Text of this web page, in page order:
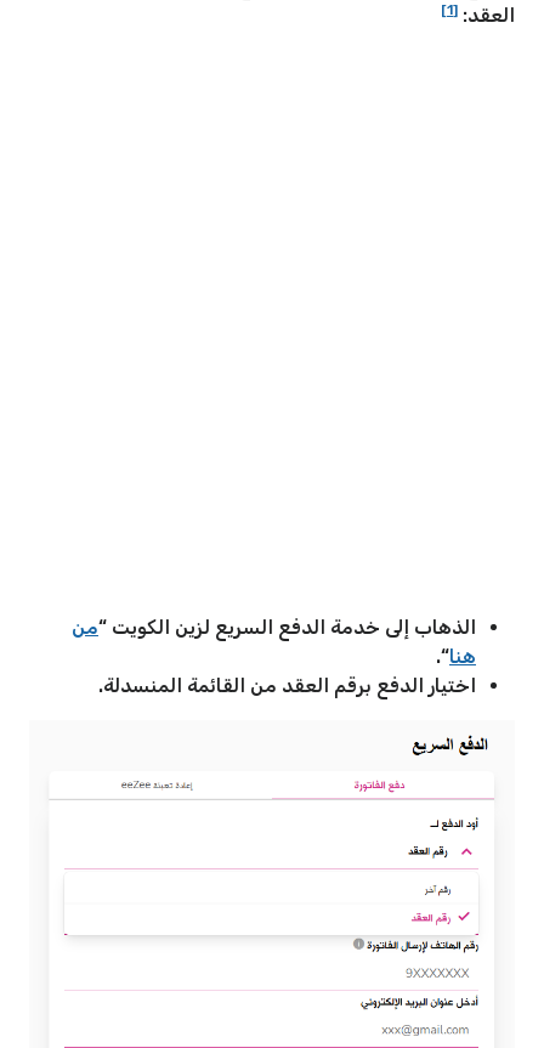
العقد: [1]
الذهاب إلى خدمة الدفع السريع لزين الكويت “من
هنا“.
اختيار الدفع برقم العقد من القائمة المنسدلة.